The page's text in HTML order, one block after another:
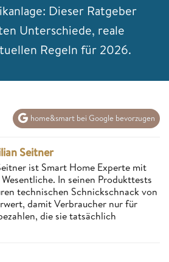
Dieser Ratgeber
Unterschiede, reale
Regeln für 2026.
home&smart bei Google bevorzugen
Seitner
ist Smart Home Experte mit
In seinen Produkttests
technischen Schnickschnack von
damit Verbraucher nur für
die sie tatsächlich